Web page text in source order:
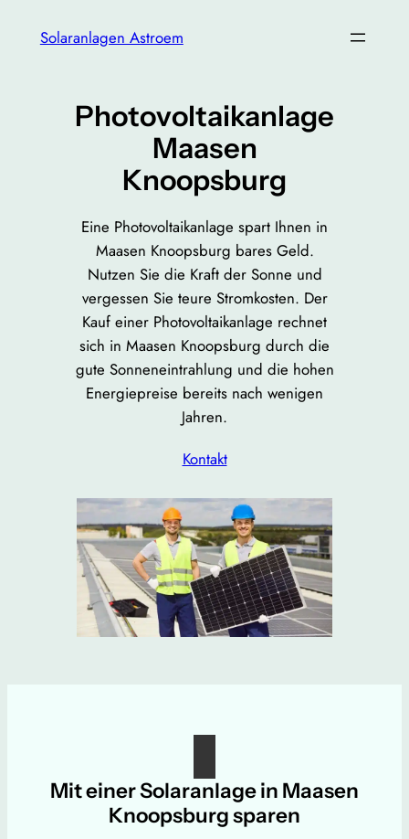
InhaltSolaranlagen Astroem
Photovoltaikanlage
Maasen
Knoopsburg
Eine Photovoltaikanlage spart Ihnen in
Maasen Knoopsburg bares Geld.
Nutzen Sie die Kraft der Sonne und
vergessen Sie teure Stromkosten. Der
Kauf einer Photovoltaikanlage rechnet
sich in Maasen Knoopsburg durch die
gute Sonneneintrahlung und die hohen
Energiepreise bereits nach wenigen
Jahren.
Kontakt
Mit einer Solaranlage in Maasen
Knoopsburg sparen